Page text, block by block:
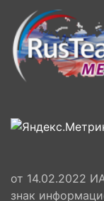
от 14.02.2022
знак